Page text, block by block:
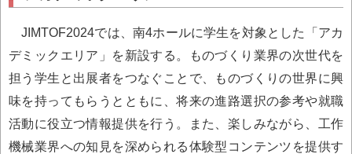
JIMTOF2024では、南4ホールに学生を対象とした「アカ
デミックエリア」を新設する。ものづくり業界の次世代を
担う学生と出展者をつなぐことで、ものづくりの世界に興
味を持ってもらうとともに、将来の進路選択の参考や就職
活動に役立つ情報提供を行う。また、楽しみながら、工作
機械業界への知見を深められる体験型コンテンツを提供す